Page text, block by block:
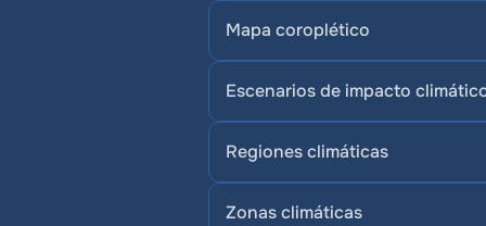
Mapa coroplético
Escenarios de impacto
Regiones climáticas
Zonas climáticas